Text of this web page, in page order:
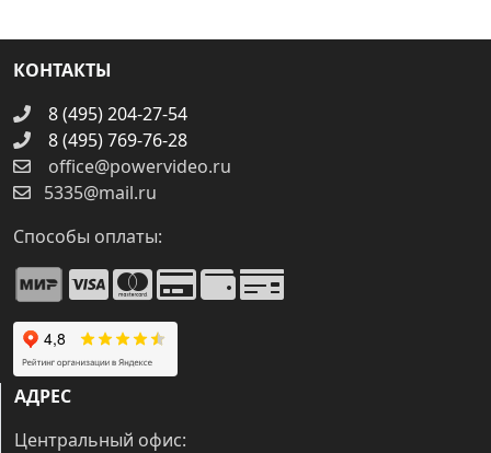
КОНТАКТЫ
8 (495) 204-27-54
8 (495) 769-76-28
office@powervideo.ru
5335@mail.ru
Способы оплаты:
АДРЕС
Центральный офис: